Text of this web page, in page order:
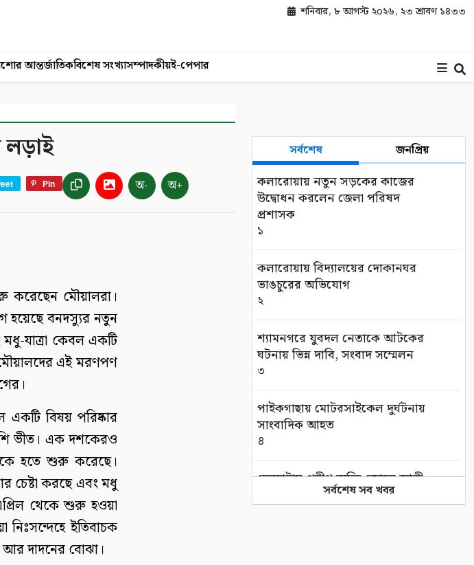
শনিবার, ৮ আগস্ট ২০২৬, ২৩ শ্রাবণ ১৪৩৩
আন্তর্জাতিকবিশেষ সংখ্যাসম্পাদকীয়ই-পেপার
লড়াই
Pin অ- অ+
করেছেন মৌয়ালরা।
বনদস্যুর নতুন
যাত্রা কেবল একটি
মৌয়ালদের এই মরণপণ
একটি বিষয় পরিষ্কার
ভীত। এক দশকেরও
হতে শুরু করেছে।
চেষ্টা করছে এবং মধু
থেকে শুরু হওয়া
ইতিবাচক
দাদনের বোঝা।
সর্বশেষ জনপ্রিয়
কলারোয়ায় নতুন সড়কের কাজের
উদ্বোধন করলেন জেলা পরিষদ
প্রশাসক
১
কলারোয়ায় বিদ্যালয়ের দোকানঘর
ভাঙচুরের অভিযোগ
২
শ্যামনগরে যুবদল নেতাকে আটকের
ঘটনায় ভিন্ন দাবি, সংবাদ সম্মেলন
৩
পাইকগাছায় মোটরসাইকেল দুর্ঘটনায়
সাংবাদিক আহত
৪
দেবহাটায় প্রবীণ ব্যক্তি জোহর আলী
মোল্লার দাফন সম্পন্নসর্বশেষ সব খবর